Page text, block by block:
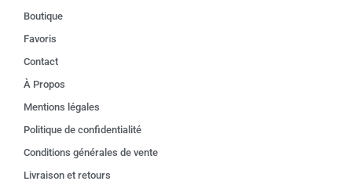
Boutique
Favoris
Contact
À Propos
Mentions légales
Politique de confidentialité
Conditions générales de vente
Livraison et retours